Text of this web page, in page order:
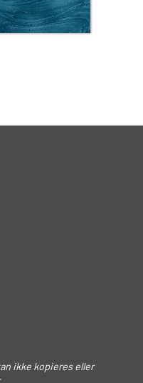
ikke kopieres eller